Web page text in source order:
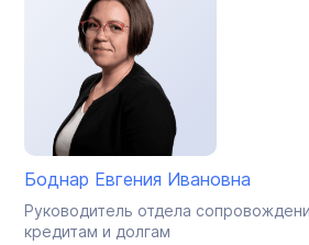
Боднар Евгения Ивановна
Руководитель отдела
кредитам и долгам